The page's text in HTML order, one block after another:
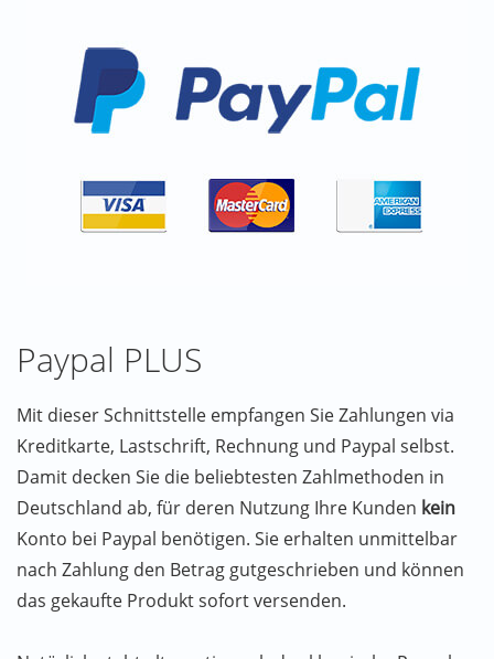
Paypal PLUS
Mit dieser Schnittstelle empfangen Sie Zahlungen via
Kreditkarte, Lastschrift, Rechnung und Paypal selbst.
Damit decken Sie die beliebtesten Zahlmethoden in
Deutschland ab, für deren Nutzung Ihre Kunden kein
Konto bei Paypal benötigen. Sie erhalten unmittelbar
nach Zahlung den Betrag gutgeschrieben und können
das gekaufte Produkt sofort versenden.